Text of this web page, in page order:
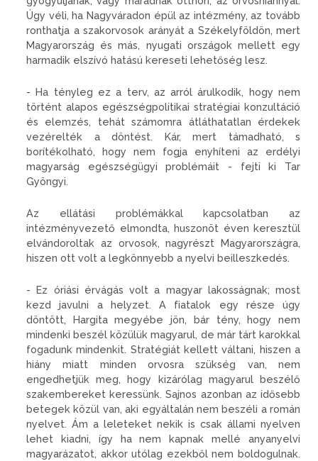
Úgy véli, ha Nagyvára­don épül az intézmény, az tovább
ronthatja a szakorvosok arányát a Székelyföldön, mert
Magyaror­szág és más, nyugati országok mellett egy
harmadik elszívó hatá­sú kereseti lehetőség lesz.
- Ha tényleg ez a terv, az arról árulkodik, hogy nem
történt ala­pos egészségpolitikai stratégiai konzultáció
és elemzés, tehát szá­momra átláthatatlan érdekek
ve­zérelték a döntést. Kár, mert tá­madható, s
borítékolható, hogy nem fogja enyhíteni az erdélyi
magyarság egészségügyi problé­máit - fejti ki Tar
Gyöngyi.
Az ellátási problémákkal kap­csolatban az
intézményvezető el­mondta, huszonöt éven keresztül
elvándoroltak az orvosok, nagyrészt Magyarországra,
hiszen ott volt a legkönnyebb a nyelvi beil­leszkedés.
- Ez óriási érvágás volt a ma­gyar lakosságnak; most
kezd ja­vulni a helyzet. A fiatalok egy ré­sze úgy
döntött, Hargita megyébe jön, bár tény, hogy nem
mindenki beszél közülük magyarul, de már tárt karokkal
fogadunk minden­kit. Stratégiát kellett váltani, hi­szen a
hiány miatt minden orvos­ra szükség van, nem
engedhetjük meg, hogy kizárólag magyarul be­szélő
szakembereket keressünk. Sajnos azonban az idősebb
bete­gek közül van, aki egyáltalán nem beszéli a román
nyelvet. Ám a le­leteket nekik is csak állami nyel­ven
lehet kiadni, így ha nem kap­nak mellé anyanyelvi
magyaráza­tot, akkor utólag ezekből nem bol­dogulnak.